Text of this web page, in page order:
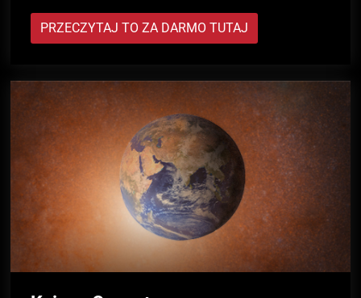
PRZECZYTAJ TO ZA DARMO TUTAJ